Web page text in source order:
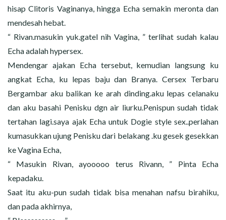
hisap Clitoris Vaginanya, hingga Echa semakin meronta dan
mendesah hebat.
“ Rivan.masukin yuk.gatel nih Vagina, ” terlihat sudah kalau
Echa adalah hypersex.
Mendengar ajakan Echa tersebut, kemudian langsung ku
angkat Echa, ku lepas baju dan Branya. Cersex Terbaru
Bergambar aku balikan ke arah dinding.aku lepas celanaku
dan aku basahi Penisku dgn air liurku.Penispun sudah tidak
tertahan lagi.saya ajak Echa untuk Dogie style sex..perlahan
kumasukkan ujung Penisku dari belakang .ku gesek gesekkan
ke Vagina Echa,
“ Masukin Rivan, ayooooo terus Rivann, ” Pinta Echa
kepadaku.
Saat itu aku-pun sudah tidak bisa menahan nafsu birahiku,
dan pada akhirnya,